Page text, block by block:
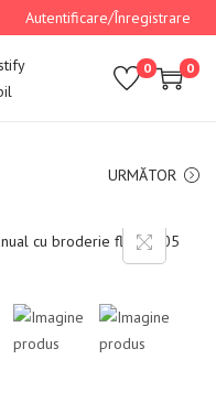
Autentificare/Înregistrare
0 0
URMĂTOR